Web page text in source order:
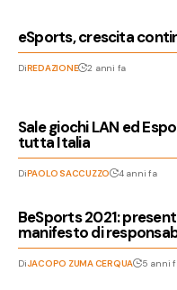
eSports, crescita
DiREDAZIONE 2 anni fa
Sale giochi LAN ed
tutta Italia
DiPAOLO SACCUZZO 4 anni fa
BeSports 2021:
manifesto di
DiJACOPO ZUMA CERQUA 5 anni